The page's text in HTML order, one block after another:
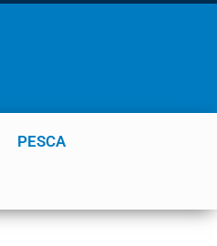
PESCA